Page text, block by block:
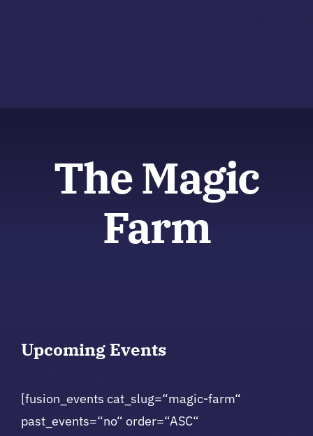
The Magic
Farm
Upcoming Events
[fusion_events cat_slug=“magic-farm“
past_events=“no“ order=“ASC“